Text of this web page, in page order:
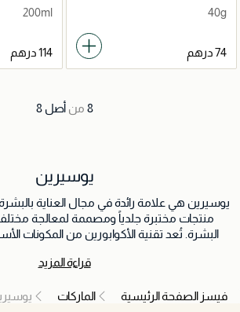
40g
200ml
8 من أصل 8
يوسيرين
يوسيرين هي علامة رائدة في مجال العناية
منتجات مختبرة جلدياً ومصممة لمعالجة
البشرة. تُعد تقنية الأكوابورين من
توزيع الرطوبة الطبيعي داخل البشرة من خلال دعم
يوسرين أيضاً مجموعات متخصصة، مثل
قراءة المزيد
فيسز الصفحة الرئيسية الماركات